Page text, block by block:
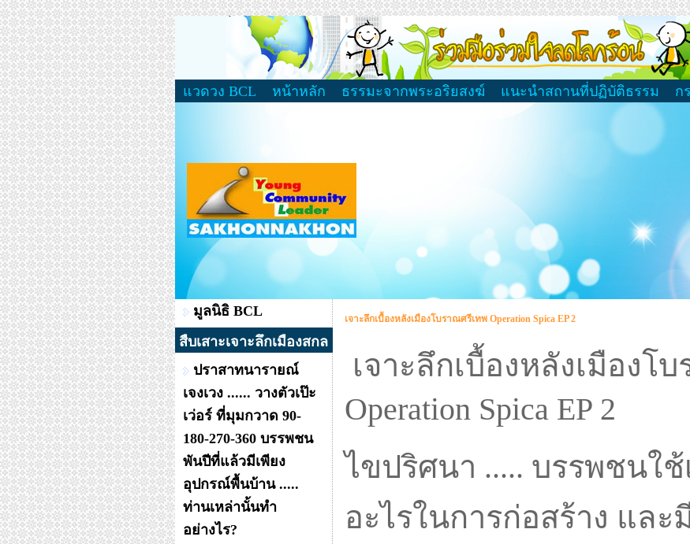
แวดวง BCL หน้าหลัก ธรรมะจากพระอริยสงฆ์ แนะนำสถานที่ปฏิบัติธรรม ก
มูลนิธิ BCL
สืบเสาะเจาะลึกเมืองสกล
ปราสาทนารายณ์
เจงเวง ...... วางตัวเป๊ะ
เว่อร์ ที่มุมกวาด 90-
180-270-360 บรรพชน
พันปีที่แล้วมีเพียง
อุปกรณ์พื้นบ้าน .....
ท่านเหล่านั้นทำ
อย่างไร?
เจาะลึกเบื้องหลังเมืองโบราณศรีเทพ Operation Spica EP 2
เจาะลึกเบื้องหลังเมืองโ
Operation Spica EP 2
ไขปริศนา ..... บรรพชนใ
อะไรในการก่อสร้าง และ